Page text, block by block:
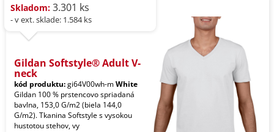
Skladom: 3.301 ks
- v ext. sklade: 1.584 ks
Gildan Softstyle® Adult V-
neck
kód produktu:gi64V00wh-mWhite
Gildan 100 % prstencovo spriadaná
bavlna, 153,0 G/m2 (biela 144,0
G/m2). Tkanina Softstyle s vysokou
hustotou stehov, vy